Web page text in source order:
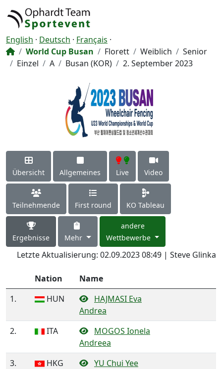
English · Deutsch · Français ·
World Cup Busan
Florett Weiblich
Senior
Einzel
A Busan (KOR) 2. September 2023
Übersicht Allgemeines Live Video
Teilnehmende First round KO Tableau
Ergebnisse Mehr
andere
Wettbewerbe
Letzte Aktualisierung: 02.09.2023 08:49 | Steve Glinka
Nation
Name
1.
HUN
HAJMASI Eva
Andrea
2.
ITA
MOGOS Ionela
Andreea
3.
HKG
YU Chui Yee